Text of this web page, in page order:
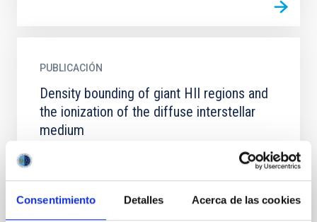
Consentimiento Detalles Acerca de las cookies
PUBLICACIÓN
Density bounding of giant HII regions and
the ionization of the diffuse interstellar
medium
Three different types of evidence are presented in
favour of the hypothesis that the HII regions in disk
galaxies with H-alpha luminosities greater than a...